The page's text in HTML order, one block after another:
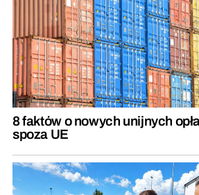
8 faktów o nowych unijnych
spoza UE